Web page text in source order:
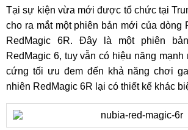
Tại sự kiện vừa mới được tổ chức tại
cho ra mắt một phiên bản mới của dòng
RedMagic 6R. Đây là một phiên
RedMagic 6, tuy vẫn có hiệu năng mạnh
cứng tối ưu đem đến khả năng chơi
nhiên RedMagic 6R lại có thiết kế khác